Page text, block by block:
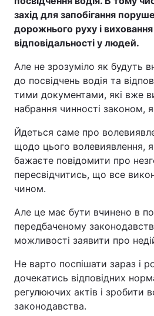
захід для запобігання
дорожнього руху і виховання
відповідальності у людей.
Але не зрозуміло як будуть
до посвідчень водія та
тими документами, які вже
набрання чинності законом,
Йдеться саме про
щодо цього волевиявлення,
бажаєте повідомити про
пересвідчитись, що все
чином.
Але це має бути вчинено в
передбаченому
можливості заявити про
Не варто поспішати зараз і
дочекатись відповідних
регулюючих актів і зробити
законодавства.